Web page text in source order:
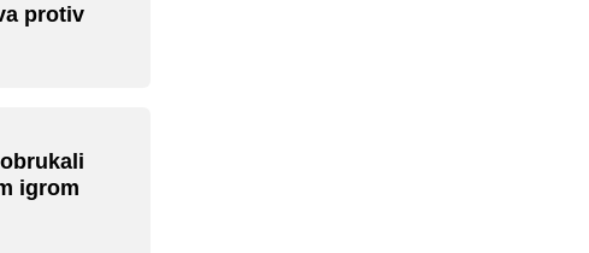
protiv
igrom